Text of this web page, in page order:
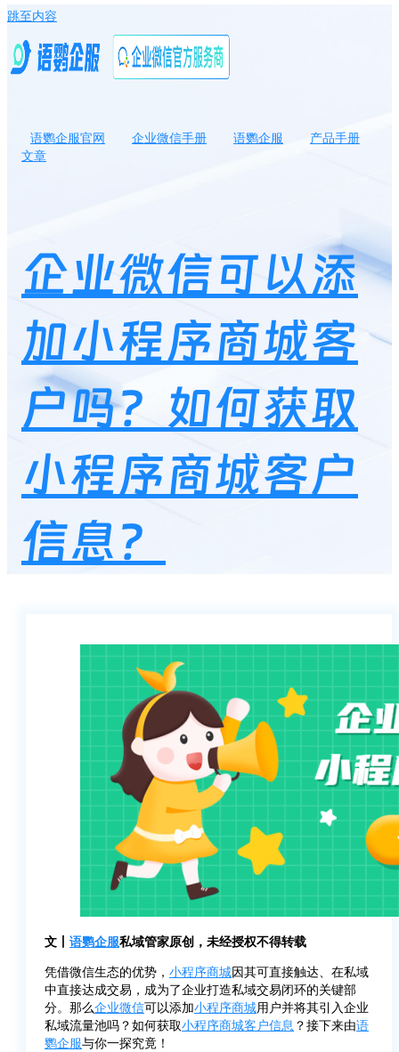
跳至内容
语鹦企服官网 企业微信手册 语鹦企服
产品手册
文章
企业微信可以添
加小程序商城客
户吗？如何获取
小程序商城客户
信息？
文丨 语鹦企服私域管家原创，未经授权不得转载
凭借微信生态的优势， 小程序商城因其可直接触达、在私域
中直接达成交易，成为了企业打造私域交易闭环的关键部
分。那么企业微信可以添加小程序商城用户并将其引入企业
私域流量池吗？如何获取小程序商城客户信息 ？接下来由语
鹦企服与你一探究竟！